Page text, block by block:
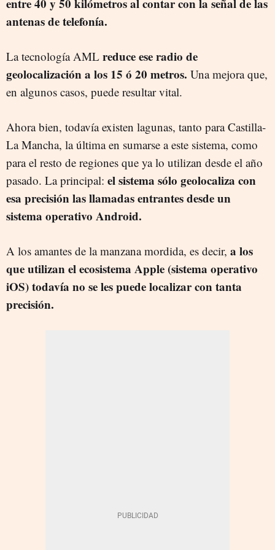
entre 40 y 50 kilómetros al contar con la señal de las
antenas de telefonía.
La tecnología AML reduce ese radio de
geolocalización a los 15 ó 20 metros. Una mejora que,
en algunos casos, puede resultar vital.
Ahora bien, todavía existen lagunas, tanto para Castilla-
La Mancha, la última en sumarse a este sistema, como
para el resto de regiones que ya lo utilizan desde el año
pasado. La principal: el sistema sólo geolocaliza con
esa precisión las llamadas entrantes desde un
sistema operativo Android.
A los amantes de la manzana mordida, es decir, a los
que utilizan el ecosistema Apple (sistema operativo
iOS) todavía no se les puede localizar con tanta
precisión.